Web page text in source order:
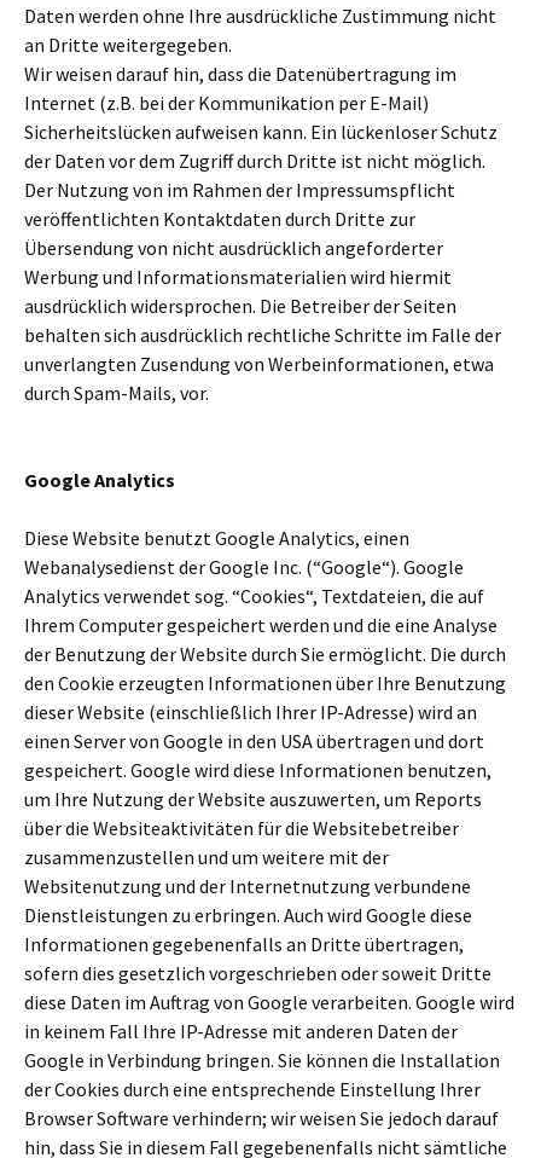
Daten werden ohne Ihre ausdrückliche Zustimmung nicht
an Dritte weitergegeben.
Wir weisen darauf hin, dass die Datenübertragung im
Internet (z.B. bei der Kommunikation per E-Mail)
Sicherheitslücken aufweisen kann. Ein lückenloser Schutz
der Daten vor dem Zugriff durch Dritte ist nicht möglich.
Der Nutzung von im Rahmen der Impressumspflicht
veröffentlichten Kontaktdaten durch Dritte zur
Übersendung von nicht ausdrücklich angeforderter
Werbung und Informationsmaterialien wird hiermit
ausdrücklich widersprochen. Die Betreiber der Seiten
behalten sich ausdrücklich rechtliche Schritte im Falle der
unverlangten Zusendung von Werbeinformationen, etwa
durch Spam-Mails, vor.
Google Analytics
Diese Website benutzt Google Analytics, einen
Webanalysedienst der Google Inc. (“Google“). Google
Analytics verwendet sog. “Cookies“, Textdateien, die auf
Ihrem Computer gespeichert werden und die eine Analyse
der Benutzung der Website durch Sie ermöglicht. Die durch
den Cookie erzeugten Informationen über Ihre Benutzung
dieser Website (einschließlich Ihrer IP-Adresse) wird an
einen Server von Google in den USA übertragen und dort
gespeichert. Google wird diese Informationen benutzen,
um Ihre Nutzung der Website auszuwerten, um Reports
über die Websiteaktivitäten für die Websitebetreiber
zusammenzustellen und um weitere mit der
Websitenutzung und der Internetnutzung verbundene
Dienstleistungen zu erbringen. Auch wird Google diese
Informationen gegebenenfalls an Dritte übertragen,
sofern dies gesetzlich vorgeschrieben oder soweit Dritte
diese Daten im Auftrag von Google verarbeiten. Google wird
in keinem Fall Ihre IP-Adresse mit anderen Daten der
Google in Verbindung bringen. Sie können die Installation
der Cookies durch eine entsprechende Einstellung Ihrer
Browser Software verhindern; wir weisen Sie jedoch darauf
hin, dass Sie in diesem Fall gegebenenfalls nicht sämtliche